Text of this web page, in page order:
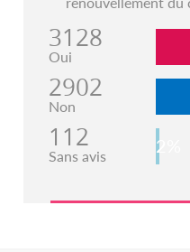
3128
Oui
2902
Non
112
Sans avis 2%